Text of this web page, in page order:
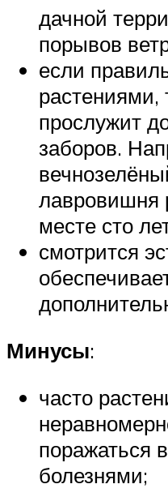
дачной
порывов
если
растениями,
прослужит
заборов.
лавровишня
месте сто
смотрится
Минусы:
часто
поражаться
болезнями;